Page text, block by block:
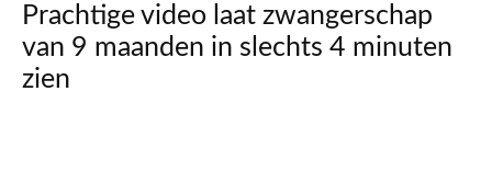
Prachtige video laat zwangerschap
van 9 maanden in slechts 4 minuten
zien